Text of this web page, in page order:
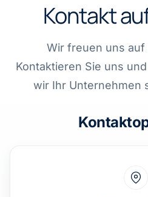
ÜBER
Kontakt
Wir freuen uns auf
Kontaktieren Sie uns
wir Ihr Unternehmen